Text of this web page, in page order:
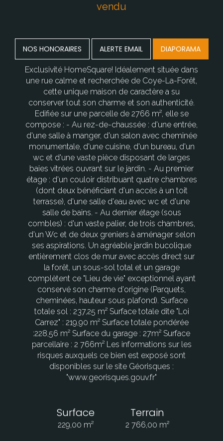
vendu
NOS HONORAIRES ALERTE EMAIL DIAPORAMA
Exclusivité HomeSquare! Idéalement située dans
une rue calme et recherchée de Coye-La-Forêt,
cette unique maison de caractère a su
conserver tout son charme et son authenticité.
Edifiée sur une parcelle de 2766 m², elle se
compose : - Au rez-de-chaussée : d'une entrée,
d'une salle à manger, d'un salon avec cheminée
monumentale, d'une cuisine, d'un bureau, d'un
wc et d'une vaste pièce disposant de larges
baies vitrées ouvrant sur le jardin. - Au premier
étage : d'un couloir distribuant quatre chambres
(dont deux bénéficiant d'un accès à un toit
terrasse), d'une salle d'eau avec wc et d'une
salle de bains. - Au dernier étage (sous
combles) : d'un vaste palier, de trois chambres,
d'un Wc et de deux greniers à aménager selon
ses aspirations. Un agréable jardin bucolique
entièrement clos de mur avec accès direct sur
la forêt, un sous-sol total et un garage
complètent ce "Lieu de vie" exceptionnel ayant
conservé son charme d'origine (Parquets,
cheminées, hauteur sous plafond). Surface
totale sol : 237,25 m² Surface totale dite "Loi
Carrez" : 219,90 m² Surface totale pondérée
:228,56 m² Surface du garage : 27m² Surface
parcellaire : 2 766m² Les informations sur les
risques auxquels ce bien est exposé sont
disponibles sur le site Géorisques :
"www.georisques.gouv.fr"
Surface
229,00 m²
Terrain
2 766,00 m²